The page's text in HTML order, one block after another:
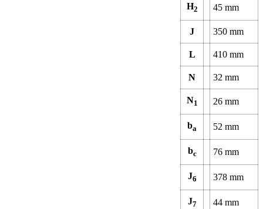
H2 45 mm
J 350 mm
L 410 mm
N 32 mm
N1 26 mm
ba 52 mm
bc 76 mm
J6 378 mm
J7 44 mm